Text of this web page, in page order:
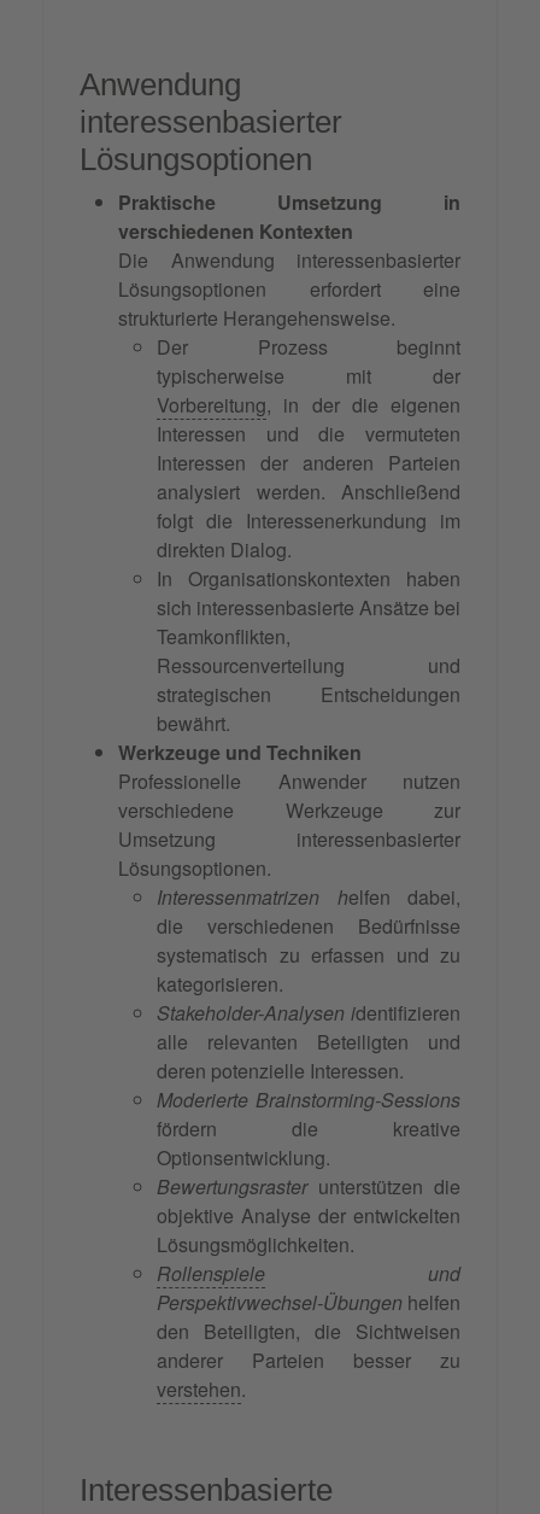
Anwendung
interessenbasierter
Lösungsoptionen
Praktische Umsetzung in
verschiedenen Kontexten
Die Anwendung interessenbasierter
Lösungsoptionen erfordert eine
strukturierte Herangehensweise.
Der Prozess beginnt
typischerweise mit der
Vorbereitung, in der die eigenen
Interessen und die vermuteten
Interessen der anderen Parteien
analysiert werden. Anschließend
folgt die Interessenerkundung im
direkten Dialog.
In Organisationskontexten haben
sich interessenbasierte Ansätze bei
Teamkonflikten,
Ressourcenverteilung und
strategischen Entscheidungen
bewährt.
Werkzeuge und Techniken
Professionelle Anwender nutzen
verschiedene Werkzeuge zur
Umsetzung interessenbasierter
Lösungsoptionen.
Interessenmatrizen helfen dabei,
die verschiedenen Bedürfnisse
systematisch zu erfassen und zu
kategorisieren.
Stakeholder-Analysen identifizieren
alle relevanten Beteiligten und
deren potenzielle Interessen.
Moderierte Brainstorming-Sessions
fördern die kreative
Optionsentwicklung.
Bewertungsrasterunterstützen die
objektive Analyse der entwickelten
Lösungsmöglichkeiten.
Rollenspiele und
Perspektivwechsel-Übungen helfen
den Beteiligten, die Sichtweisen
anderer Parteien besser zu
verstehen.
Interessenbasierte